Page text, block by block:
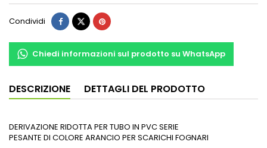
Condividi
Chiedi informazioni sul prodotto su WhatsApp
DESCRIZIONE DETTAGLI DEL PRODOTTO
DERIVAZIONE RIDOTTA PER TUBO IN PVC SERIE
PESANTE DI COLORE ARANCIO PER SCARICHI FOGNARI